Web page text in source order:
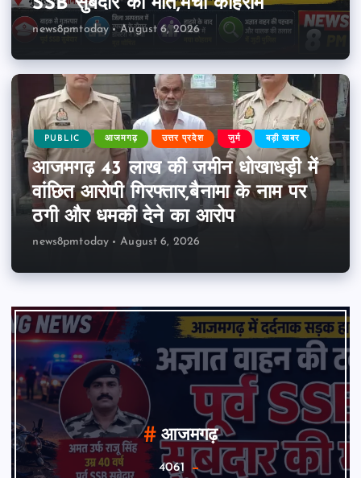
SSB सुबेदार की मौत,मचा कोहराम
news8pmtoday August 6, 2026
PUBLIC आजमगढ़ उत्तर प्रदेश जुर्म बड़ी खबर
आजमगढ़ 43 लाख की जमीन धोखाधड़ी में
वांछित आरोपी गिरफ्तार,बैनामा के नाम पर
ठगी और धमकी देने का आरोप
news8pmtoday August 6, 2026
आजमगढ़
4061